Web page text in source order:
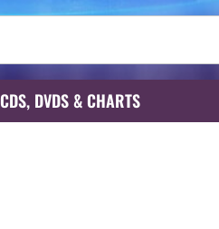
CDS, DVDS & CHARTS